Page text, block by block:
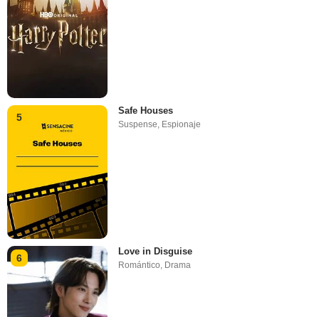
5
Safe Houses
Suspense, Espionaje
6
Love in Disguise
Romántico, Drama